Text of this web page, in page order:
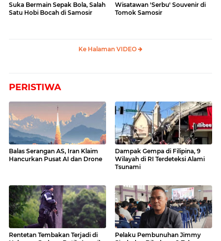
Suka Bermain Sepak Bola, Salah
Satu Hobi Bocah di Samosir
Wisatawan 'Serbu' Souvenir di
Tomok Samosir
Ke Halaman VIDEO
PERISTIWA
Balas Serangan AS, Iran Klaim
Hancurkan Pusat AI dan Drone
Dampak Gempa di Filipina, 9
Wilayah di RI Terdeteksi Alami
Tsunami
Rentetan Tembakan Terjadi di
Pelaku Pembunuhan Jimmy